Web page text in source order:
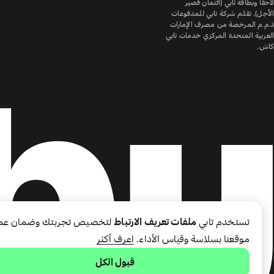
لاحقًا وبطاقة تابي (ائتمان قصير
الأجل). تقدّم شركة تابي للمدفوعات
ذ.م.م المرخصة من مصرف الإمارات
العربية المتحدة المركزي خدمات تابي
كاش.
تستخدم تابي ملفات تعريف الارتباطلتخصيص تجربتك وضمان
موقعنا بسلاسة وقياس الأداء. اعرف أكثر
قبول الكل